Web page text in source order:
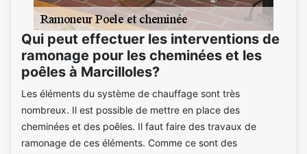
Qui peut effectuer les interventions de
ramonage pour les cheminées et les
poêles à Marcilloles?
Les éléments du système de chauffage sont très
nombreux. Il est possible de mettre en place des
cheminées et des poêles. Il faut faire des travaux de
ramonage de ces éléments. Comme ce sont des